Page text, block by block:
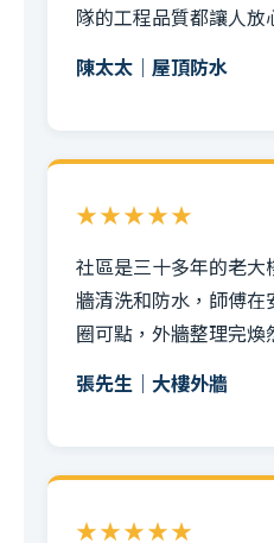
隊的工程品質都讓人放
陳太太｜屋頂防水
★★★★★
社區是三十多年的老
牆清洗和防水，師傅
圈可點，外牆整理完煥
張先生｜大樓外牆
★★★★★